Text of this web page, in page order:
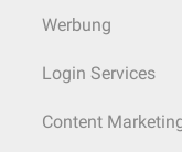
Werbung
Login Services
Content